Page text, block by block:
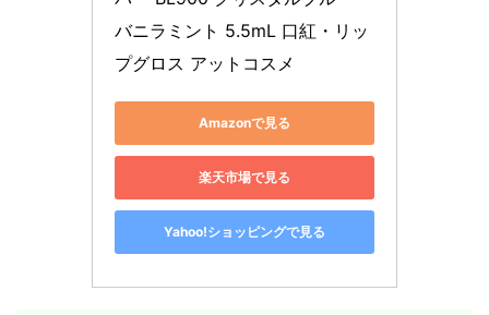
バニラミント 5.5mL 口紅・リッ
プグロス アットコスメ
Amazonで見る
楽天市場で見る
Yahoo!ショッピングで見る